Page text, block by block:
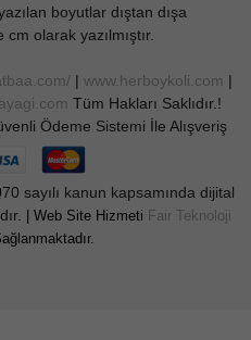
boyutlar dıştan dışa
olarak yazılmıştır.
| www.herboykoli.com |
Tüm Hakları Saklıdır.!
Ödeme Sistemi İle Alışveriş
sayılı kanun kapsamında dijital
| Web Site Hizmeti Fair Teknoloji